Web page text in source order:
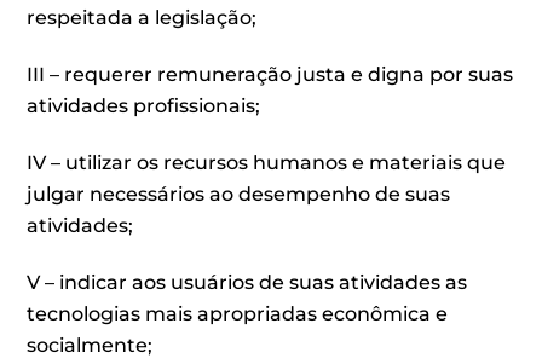
respeitada a legislação;
III – requerer remuneração justa e digna por suas
atividades profissionais;
IV – utilizar os recursos humanos e materiais que
julgar necessários ao desempenho de suas
atividades;
V – indicar aos usuários de suas atividades as
tecnologias mais apropriadas econômica e
socialmente;